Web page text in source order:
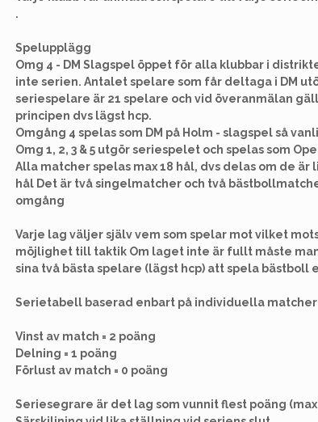
.
Spelupplägg
Omg 4 - DM Slagspel öppet för alla klubbar i
inte serien. Antalet spelare som får deltaga i DM
seriespelare är 21 spelare och vid överanmälan
principen dvs lägst hcp.
Omgång 4 spelas som DM på Holm - slagspel så
Omg 1, 2, 3 & 5 utgör seriespelet och spelas som
Alla matcher spelas max 18 hål, dvs delas om de är
hål Det är två singelmatcher och två
omgång
Varje lag väljer själv vem som spelar mot vilket
möjlighet till taktik Om laget inte är fullt måste
sina två bästa spelare (lägst hcp) att spela bästboll
Serietabell baserad enbart på individuella matcher
Vinst av match = 2 poäng
Delning = 1 poäng
Förlust av match = 0 poäng
Seriesegrare är det lag som vunnit flest poäng (max